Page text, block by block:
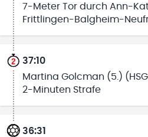
7-Meter Tor durch Ann-
Frittlingen-Balgheim-
37:10
Martina Golcman (5.)
2-Minuten Strafe
36:31